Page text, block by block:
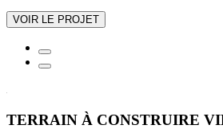
VOIR LE PROJET
TERRAIN À CONSTRUIRE